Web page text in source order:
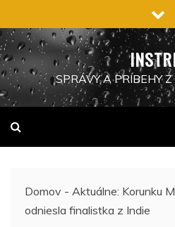
na
obsah
SPRÁVY A PRÍBEHY
Domov - Aktuálne: Korunku
odniesla finalistka z Indie